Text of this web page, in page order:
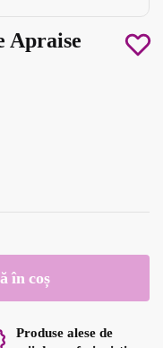
Apraise
în coș
Produse alese de